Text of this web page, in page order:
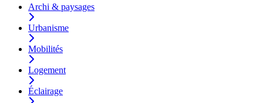
Archi & paysages
Urbanisme
Mobilités
Logement
Éclairage